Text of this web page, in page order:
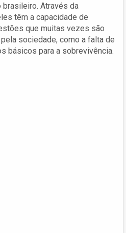
Através da
têm a capacidade de
que muitas vezes são
sociedade, como a falta de
básicos para a sobrevivência.